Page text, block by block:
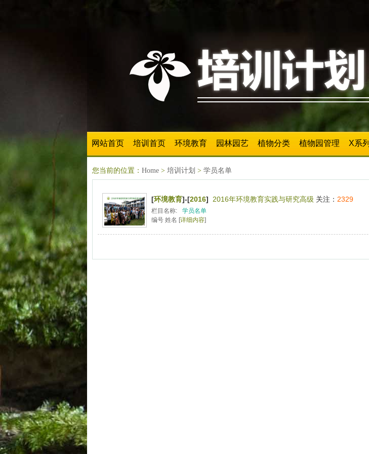
网站首页 培训首页 环境教育 园林园艺 植物分类 植物园管理 X系列
您当前的位置： Home > 培训计划 > 学员名单
[环境教育]-[2016] 2016年环境教育实践与研究高级 关注： 2329
栏目名称:
学员名单
编号 姓名 [详细内容]